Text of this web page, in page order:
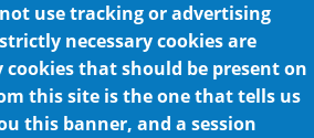
en base a las
del cliente, permitiendo
a medida
use tracking or advertising
necessary cookies are
cookies that should be present on
this site is the one that tells us
this banner, and a session